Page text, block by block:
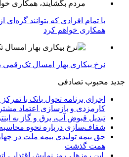
با تمام افرادی که بتوانند
همکاری خواهم کرد
نرخ بیکاری بهار امسال تک‌رقمی
جدید محبوب تصادفی
اجرای برنامه تحول بانک با تمرکز
کارمزدی و بازسازی اعتماد
تبدیل قبوض آب، برق و گاز به
شفاف‌سازی درباره نحوه محاسبه
همت گذشت